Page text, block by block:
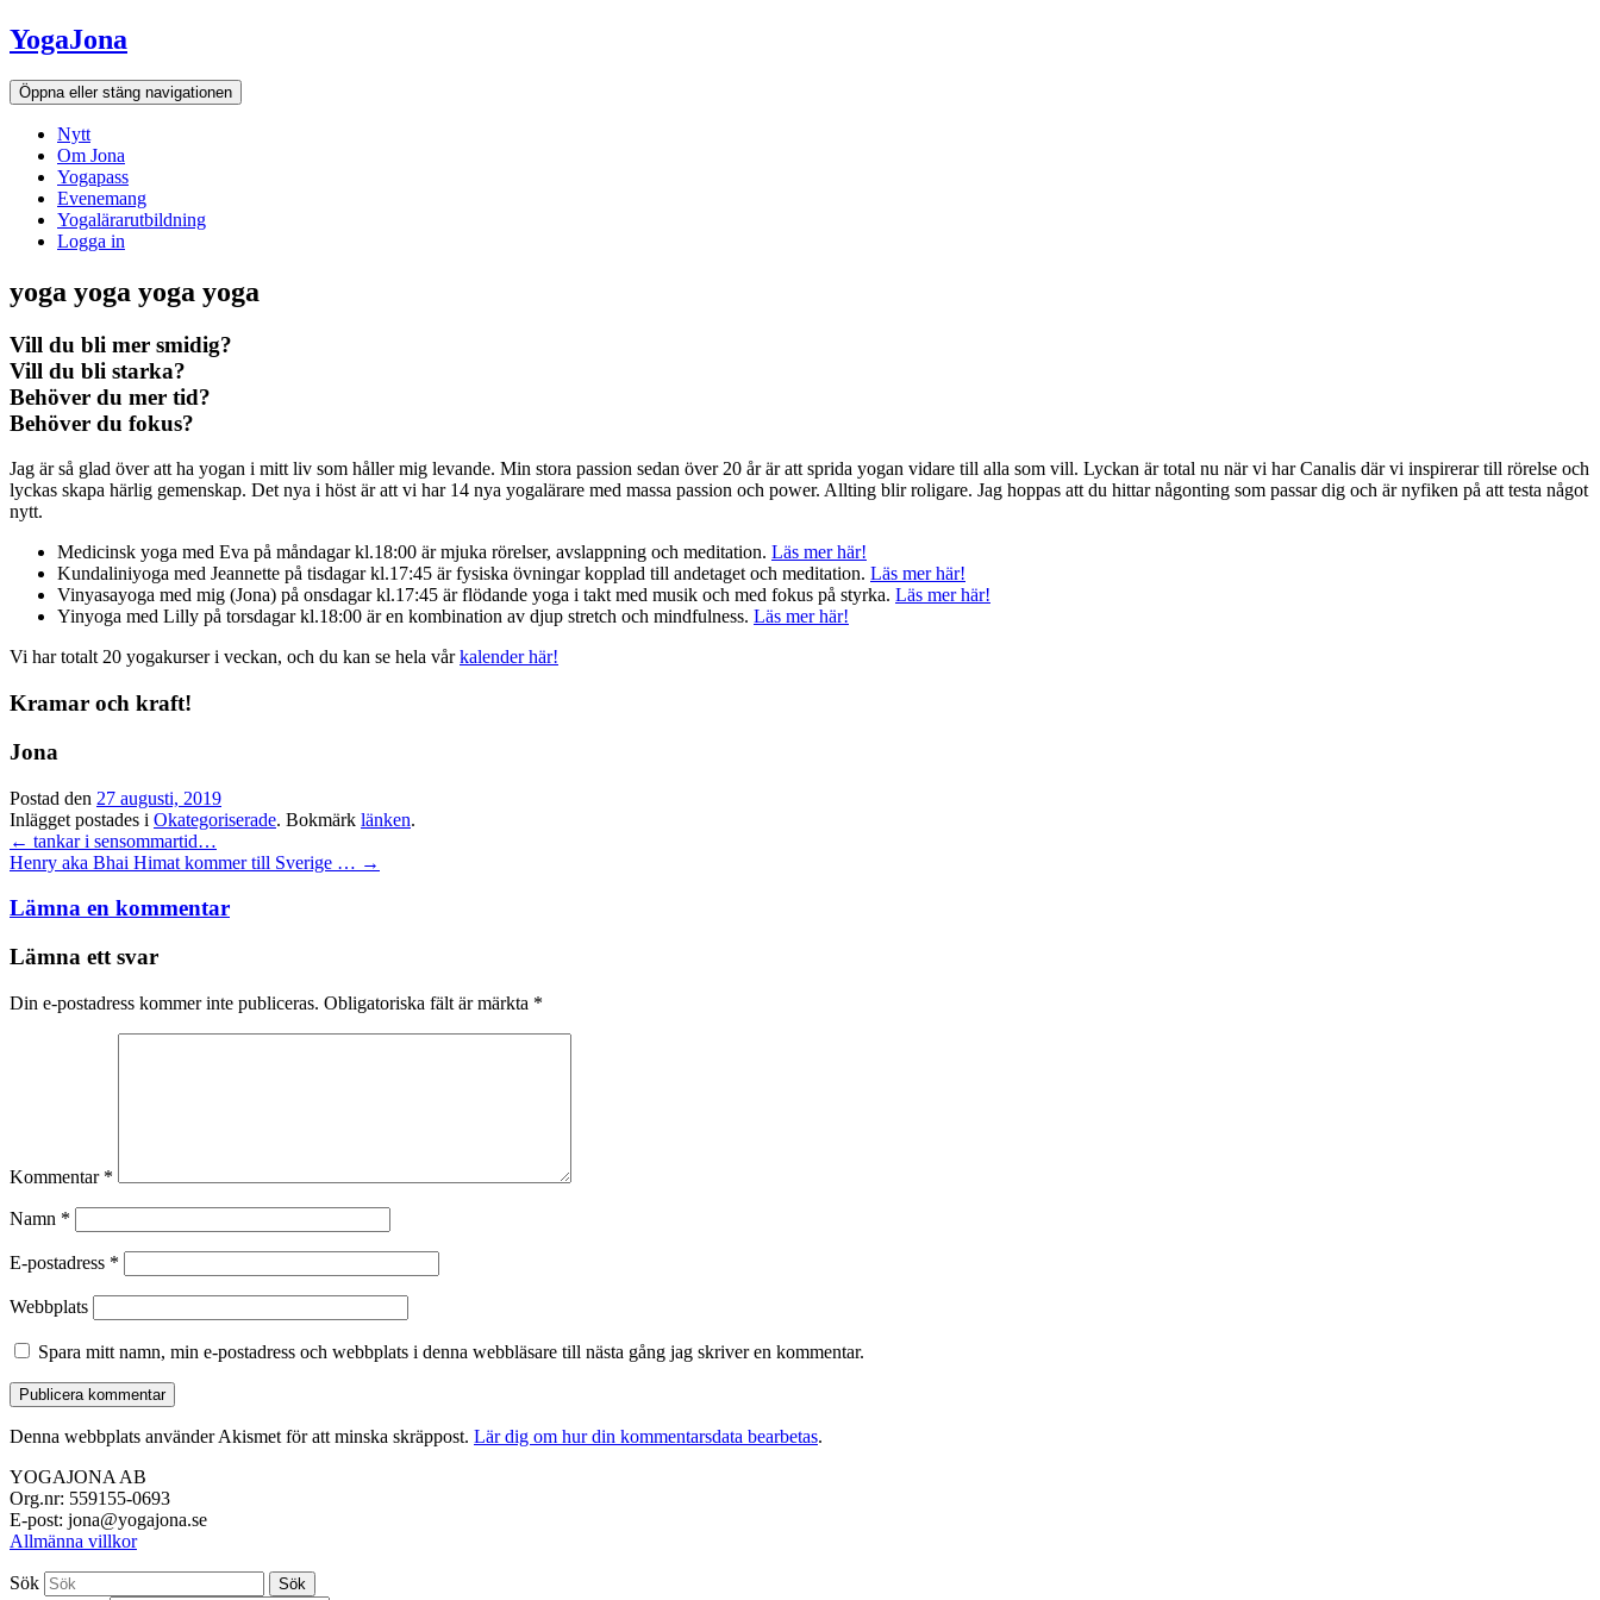
Hoppa
till
innehållet
YogaJona
Öppna eller stäng navigationen
Nytt
Om Jona
Yogapass
Evenemang
Yogalärarutbildning
Logga in
yoga yoga yoga yoga
Vill du bli mer smidig?
Vill du bli starka?
Behöver du mer tid?
Behöver du fokus?
Jag är så glad över att ha yogan i mitt liv som håller mig levande. Min stora passion sedan över 20 år är att sprida yogan vidare till alla som vill. Lyckan är total nu när vi har Canalis där vi inspirerar till rörelse och
lyckas skapa härlig gemenskap. Det nya i höst är att vi har 14 nya yogalärare med massa passion och power. Allting blir roligare. Jag hoppas att du hittar någonting som passar dig och är nyfiken på att testa något
nytt.
Medicinsk yoga med Eva på måndagar kl.18:00 är mjuka rörelser, avslappning och meditation. Läs mer här!
Kundaliniyoga med Jeannette på tisdagar kl.17:45 är fysiska övningar kopplad till andetaget och meditation. Läs mer här!
Vinyasayoga med mig (Jona) på onsdagar kl.17:45 är flödande yoga i takt med musik och med fokus på styrka. Läs mer här!
Yinyoga med Lilly på torsdagar kl.18:00 är en kombination av djup stretch och mindfulness. Läs mer här!
Vi har totalt 20 yogakurser i veckan, och du kan se hela vårkalender här!
Kramar och kraft!
Jona
Postad den 27 augusti, 2019
Inlägget postades i Okategoriserade. Bokmärk länken.
Inläggsnavigation
← tankar i sensommartid…
Henry aka Bhai Himat kommer till Sverige … →
Lämna en kommentar
Lämna ett svar
Din e-postadress kommer inte publiceras. Obligatoriska fält är märkta *
Kommentar *
Namn *
E-postadress *
Webbplats
Spara mitt namn, min e-postadress och webbplats i denna webbläsare till nästa gång jag skriver en kommentar.
Denna webbplats använder Akismet för att minska skräppost. Lär dig om hur din kommentarsdata bearbetas.
YOGAJONA AB
Org.nr: 559155-0693
E-post: jona@yogajona.se
Allmänna villkor
Sök Sök